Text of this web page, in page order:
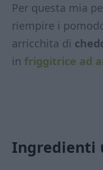
Per questa mia
riempire i
arricchita di
in friggitrice ad
Ingredienti